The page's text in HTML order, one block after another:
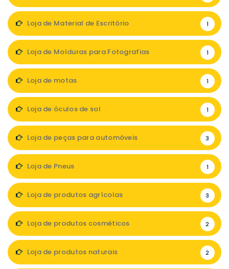
Loja de Material de Escritório 1
Loja de Molduras para Fotografias 1
Loja de motas 1
Loja de óculos de sol 1
Loja de peças para automóveis 3
Loja de Pneus 1
Loja de produtos agrícolas 3
Loja de produtos cosméticos 2
Loja de produtos naturais 2